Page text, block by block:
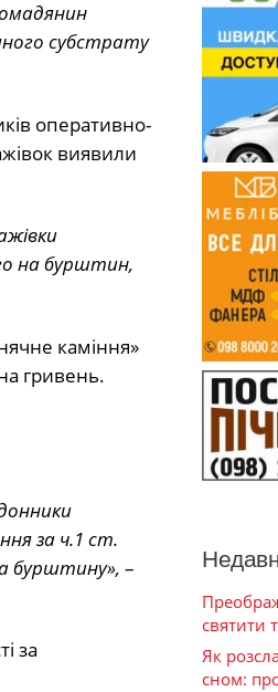
субстрату
оперативно-
виявили
на бурштин,
каміння»
гривень.
за ч.1 ст.
бурштину», –
за
святити
Як
сном: